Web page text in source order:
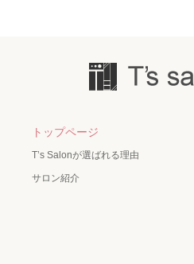
トップページ
T’s Salonが選ばれる理由
サロン紹介